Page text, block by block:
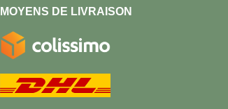
MOYENS DE LIVRAISON